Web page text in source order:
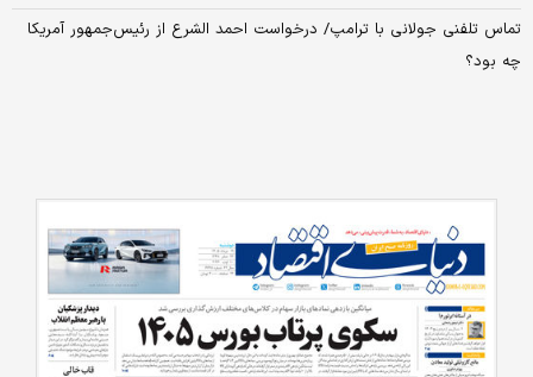
تماس تلفنی جولانی با ترامپ/ درخواست احمد الشرع از رئیس‌جمهور آمریکا
چه بود؟